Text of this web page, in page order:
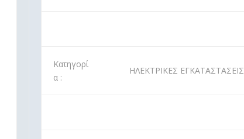
Κατηγορί
α :
ΗΛΕΚΤΡΙΚΕΣ ΕΓΚΑΤΑΣΤΑΣΕΙΣ